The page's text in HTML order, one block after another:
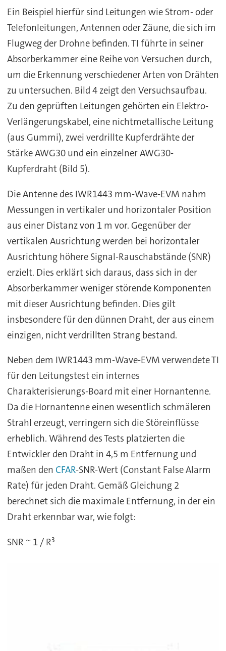
Ein Beispiel hierfür sind Leitungen wie Strom- oder
Telefonleitungen, Antennen oder Zäune, die sich im
Flugweg der Drohne befinden. TI führte in seiner
Absorberkammer eine Reihe von Versuchen durch,
um die Erkennung verschiedener Arten von Drähten
zu untersuchen. Bild 4 zeigt den Versuchsaufbau.
Zu den geprüften Leitungen gehörten ein Elektro-
Verlängerungskabel, eine nichtmetallische Leitung
(aus Gummi), zwei verdrillte Kupferdrähte der
Stärke AWG30 und ein einzelner AWG30-
Kupferdraht (Bild 5).
Die Antenne des IWR1443 mm-Wave-EVM nahm
Messungen in vertikaler und horizontaler Position
aus einer Distanz von 1 m vor. Gegenüber der
vertikalen Ausrichtung werden bei horizontaler
Ausrichtung höhere Signal-Rauschabstände (SNR)
erzielt. Dies erklärt sich daraus, dass sich in der
Absorberkammer weniger störende Komponenten
mit dieser Ausrichtung befinden. Dies gilt
insbesondere für den dünnen Draht, der aus einem
einzigen, nicht verdrillten Strang bestand.
Neben dem IWR1443 mm-Wave-EVM verwendete TI
für den Leitungstest ein internes
Charakterisierungs-Board mit einer Hornantenne.
Da die Hornantenne einen wesentlich schmäleren
Strahl erzeugt, verringern sich die Störeinflüsse
erheblich. Während des Tests platzierten die
Entwickler den Draht in 4,5 m Entfernung und
maßen den CFAR-SNR-Wert (Constant False Alarm
Rate) für jeden Draht. Gemäß Gleichung 2
berechnet sich die maximale Entfernung, in der ein
Draht erkennbar war, wie folgt:
SNR ~ 1 / R³